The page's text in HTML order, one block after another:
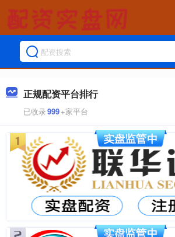
正规配资平台排行
已收录999+家平台